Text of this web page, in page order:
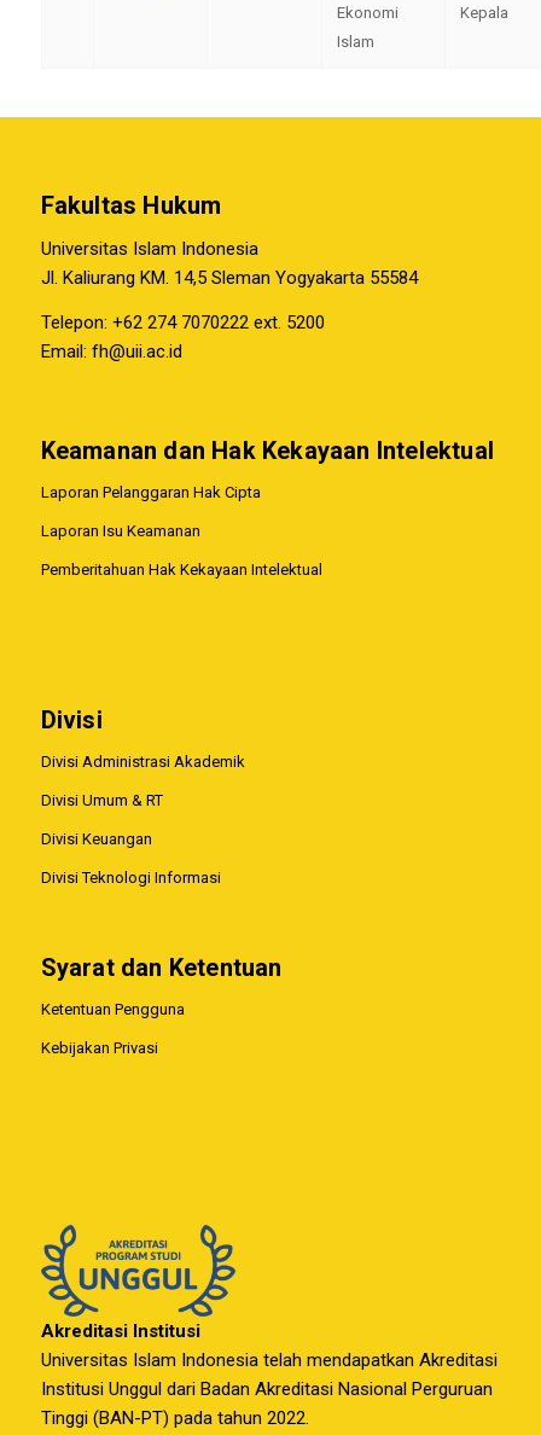
Ekonomi
Islam
Kepala
Fakultas Hukum
Universitas Islam Indonesia
Jl. Kaliurang KM. 14,5 Sleman Yogyakarta 55584
Telepon: +62 274 7070222 ext. 5200
Email: fh@uii.ac.id
Keamanan dan Hak Kekayaan Intelektual
Laporan Pelanggaran Hak Cipta
Laporan Isu Keamanan
Pemberitahuan Hak Kekayaan Intelektual
Divisi
Divisi Administrasi Akademik
Divisi Umum & RT
Divisi Keuangan
Divisi Teknologi Informasi
Syarat dan Ketentuan
Ketentuan Pengguna
Kebijakan Privasi
Akreditasi Institusi
Universitas Islam Indonesia telah mendapatkan Akreditasi
Institusi Unggul dari Badan Akreditasi Nasional Perguruan
Tinggi (BAN-PT) pada tahun 2022.